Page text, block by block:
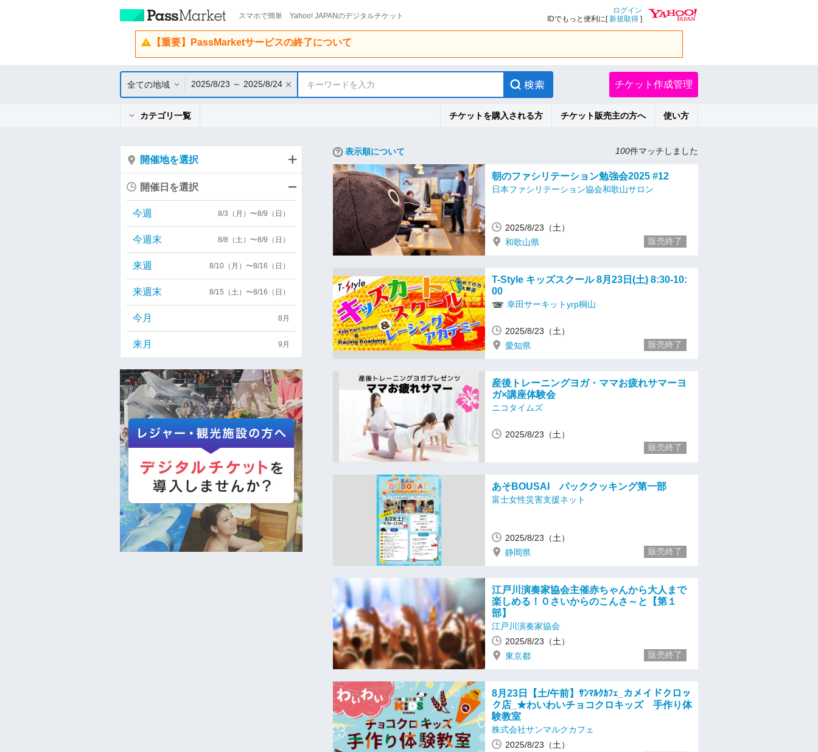
スマホで簡単 Yahoo! JAPANのデジタルチケット
ログイン
IDでもっと便利に[新規取得 ]
【重要】PassMarketサービスの終了について
全ての地域 2025/8/23 ～ 2025/8/24 キーワードを入力 チケット作成管理
カテゴリ一覧 チケットを購入される方 チケット販売主の方へ 使い方
表示順について 100件マッチしました
朝のファシリテーション勉強会2025 #12
日本ファシリテーション協会和歌山サロン
2025/8/23（土）
和歌山県
販売終了
T-Style キッズスクール 8月23日(土) 8:30-10:
00
幸田サーキットyrp桐山
2025/8/23（土）
愛知県
販売終了
産後トレーニングヨガ・ママお疲れサマーヨ
ガ×講座体験会
ニコタイムズ
2025/8/23（土）
販売終了
あそBOUSAI パッククッキング第一部
富士女性災害支援ネット
2025/8/23（土）
静岡県
販売終了
江戸川演奏家協会主催赤ちゃんから大人まで
楽しめる！０さいからのこんさ～と【第１
部】
江戸川演奏家協会
2025/8/23（土）
東京都
販売終了
8月23日【土/午前】ｻﾝﾏﾙｸｶﾌｪ_カメイドクロッ
ク店_★わいわいチョコクロキッズ 手作り体
験教室
株式会社サンマルクカフェ
2025/8/23（土）
開催地を選択
開催日を選択
今週 8/3（月）〜8/9（日）
今週末 8/8（土）〜8/9（日）
来週 8/10（月）〜8/16（日）
来週末 8/15（土）〜8/16（日）
今月 8月
来月 9月